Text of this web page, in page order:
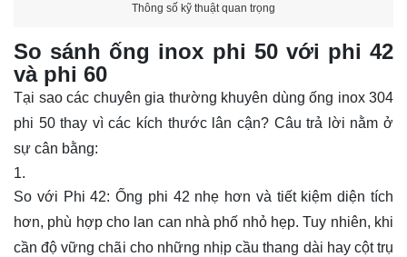
Thông số kỹ thuật quan trọng
So sánh ống inox phi 50 với phi 42
và phi 60
Tại sao các chuyên gia thường khuyên dùng ống inox 304
phi 50 thay vì các kích thước lân cận? Câu trả lời nằm ở
sự cân bằng:
So với Phi 42: Ống phi 42 nhẹ hơn và tiết kiệm diện tích
hơn, phù hợp cho lan can nhà phố nhỏ hẹp. Tuy nhiên, khi
cần độ vững chãi cho những nhịp cầu thang dài hay cột trụ